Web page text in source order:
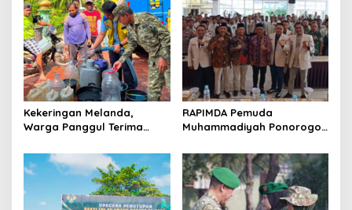
Kekeringan Melanda,
Warga Panggul Terima
RAPIMDA Pemuda
Muhammadiyah Ponorogo
Kebangsaan Berbasis
Integritas